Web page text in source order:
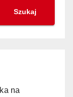
Szukaj
na